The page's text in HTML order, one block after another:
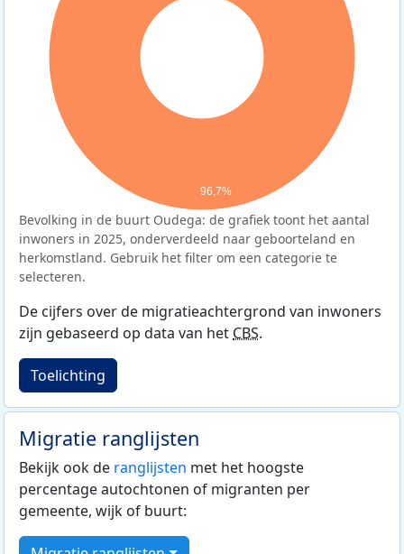
96,7%
Bevolking in de buurt Oudega: de grafiek toont het aantal
inwoners in 2025, onderverdeeld naar geboorteland en
herkomstland. Gebruik het filter om een categorie te
selecteren.
De cijfers over de migratieachtergrond van inwoners
zijn gebaseerd op data van het CBS.
Toelichting
Migratie ranglijsten
Bekijk ook de ranglijsten met het hoogste
percentage autochtonen of migranten per
gemeente, wijk of buurt: